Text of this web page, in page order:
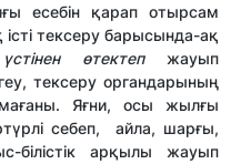
есебін қарап отырсам
тексеру барысында-ақ
үстінен өтектепжауып
тексеру органдарының
Яғни, осы жылғы
себеп, айла, шарғы,
арқылы жауып